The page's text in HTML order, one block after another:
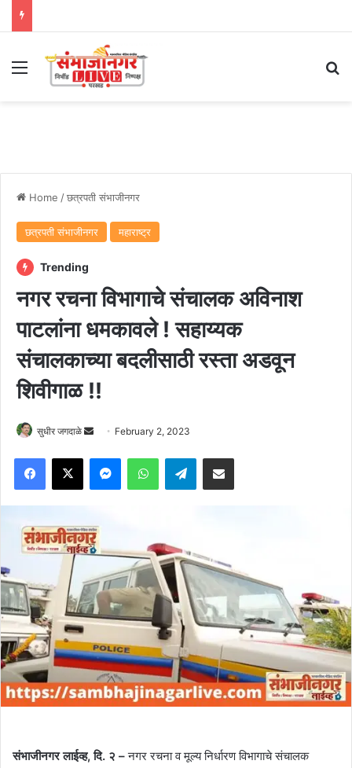
Menu
Home /छत्रपती संभाजीनगर
छत्रपती संभाजीनगर महाराष्ट्र
Trending
नगर रचना विभागाचे संचालक अविनाश
पाटलांना धमकावले ! सहाय्यक
संचालकाच्या बदलीसाठी रस्ता अडवून
शिवीगाळ !!
सुधीर जगदाळे
Send
email
February 2, 2023
Facebook
X MessengerWhatsAppTelegramShare via Email
संभाजीनगर लाईव्ह, दि. २ –नगर रचना व मूल्य निर्धारण विभागाचे संचालक